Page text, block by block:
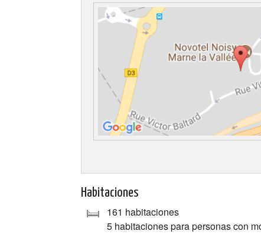
Habitaciones
161 habitaciones
5 habitaciones para personas con